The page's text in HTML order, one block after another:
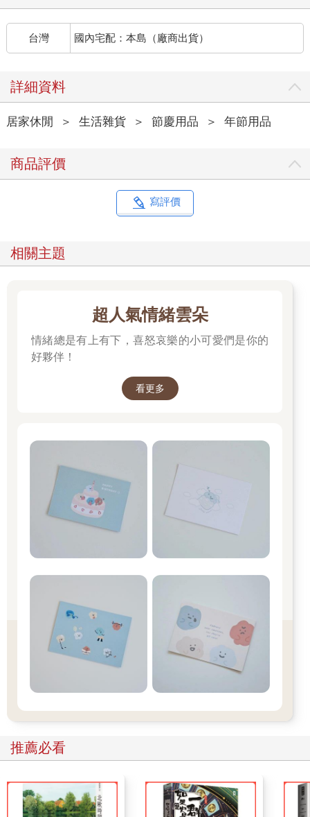
台灣 國內宅配：本島（廠商出貨）
詳細資料
居家休閒 ＞ 生活雜貨 ＞ 節慶用品 ＞ 年節用品
商品評價
寫評價
相關主題
超人氣情緒雲朵
情緒總是有上有下，喜怒哀樂的小可愛們是你的
好夥伴！
看更多
推薦必看